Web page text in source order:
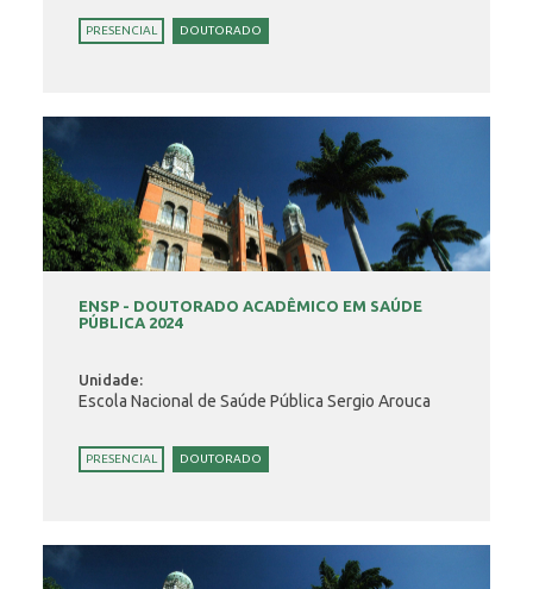
PRESENCIAL DOUTORADO
ENSP - DOUTORADO ACADÊMICO EM SAÚDE
PÚBLICA 2024
Unidade:
Escola Nacional de Saúde Pública Sergio Arouca
PRESENCIAL DOUTORADO